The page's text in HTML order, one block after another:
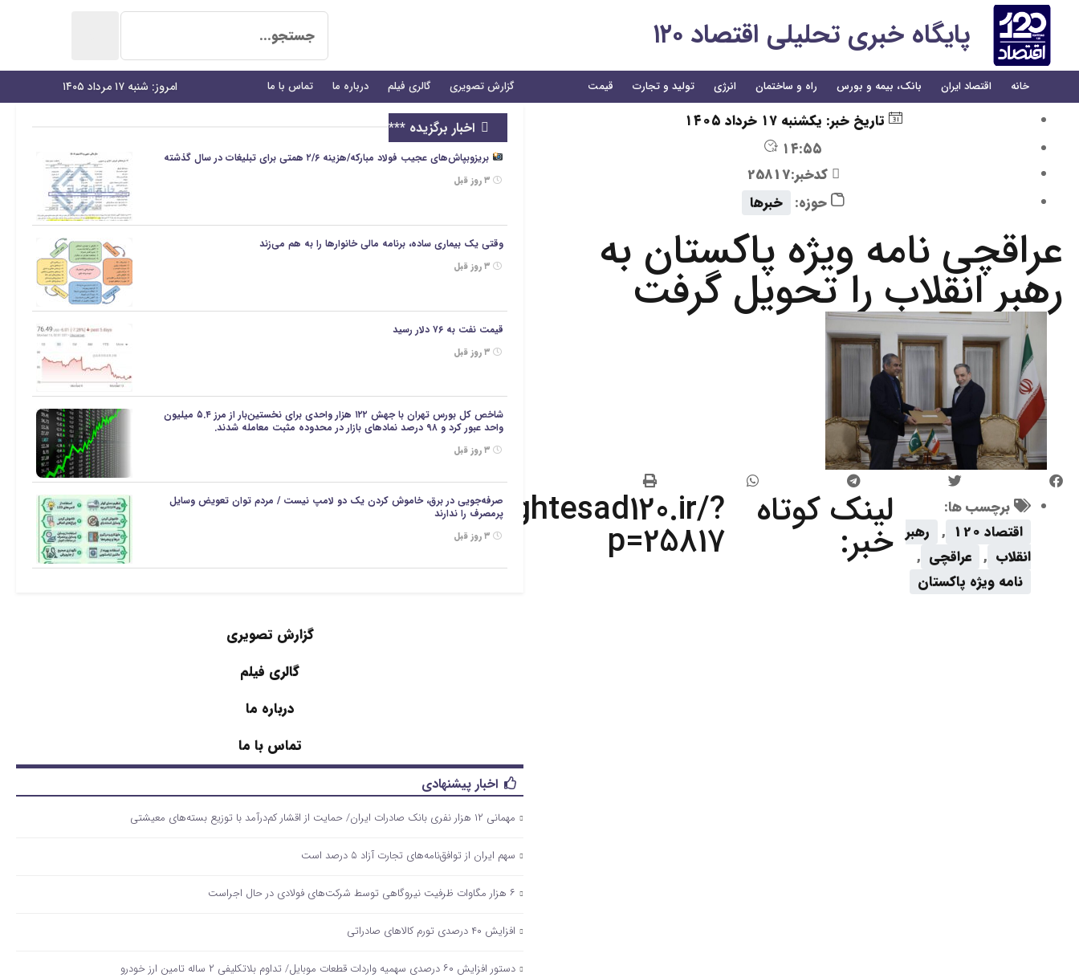
پایگاه خبری تحلیلی اقتصاد ۱۲۰
خانه اقتصاد ایران بانک، بیمه و بورس راه و ساختمان انرژی تولید و تجارت قیمت گزارش تصویری گالری فیلم درباره ما تماس با ما امروز: شنبه ۱۷ مرداد ۱۴۰۵
تاریخ خبر: یکشنبه ۱۷ خرداد ۱۴۰۵
۱۴:۵۵
کدخبر:25817
حوزه: خبرها
عراقچی نامه ویژه پاکستان به
رهبر انقلاب را تحویل گرفت
برچسب ها:
اقتصاد 120
, رهبر
انقلاب , عراقچی ,
نامه ویژه پاکستان
لینک کوتاه
خبر:
https://eghtesad120.ir/?
p=25817
اخبار برگزیده ***
بریزوبپاش‌های عجیب فولاد مبارکه/هزینه ۲/۶ همتی برای تبلیغات در سال گذشته
وقتی یک بیماری ساده، برنامه مالی خانوارها را به هم می‌زند
قیمت نفت به ۷۶ دلار رسید
شاخص کل بورس تهران با جهش ۱۲۲ هزار واحدی برای نخستین‌بار از مرز ۵.۴ میلیون
واحد عبور کرد و ۹۸ درصد نمادهای بازار در محدوده مثبت معامله شدند.
صرفه‌جویی در برق، خاموش کردن یک دو لامپ نیست / مردم توان تعویض وسایل
پرمصرف را ندارند
گزارش تصویری
گالری فیلم
درباره ما
تماس با ما
اخبار پیشنهادی
مهمانی ۱۲ هزار نفری بانک صادرات ایران/ حمایت از اقشار کم‌درآمد با توزیع بسته‌های معیشتی
سهم ایران از توافق‌نامه‌های تجارت آزاد ۵ درصد است
۶ هزار مگاوات ظرفیت نیروگاهی توسط شرکت‌های فولادی در حال اجراست
افزایش ۴۰ درصدی تورم کالاهای صادراتی
دستور افزایش ۶۰ درصدی سهمیه واردات قطعات موبایل/ تداوم بلاتکلیفی ۲ ساله تامین ارز خودرو